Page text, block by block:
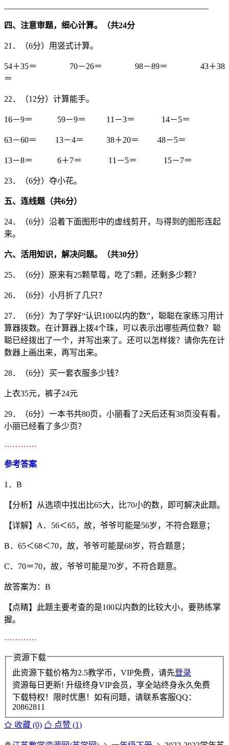
四、注意审题，细心计算。（共24分
21．（6分）用竖式计算。
54＋35＝ 70－26＝ 98－89＝ 43＋38
＝
22．（12分）计算能手。
16－9＝ 59－9＝ 11－3＝ 14－5＝
63－60＝ 13－4＝ 38＋20＝ 48－5＝
13－8＝ 6＋7＝ 11－5＝ 15－7＝
23．（6分）夺小花。
五、连线题（共6分）
24．（6分）沿着下面图形中的虚线剪开，与得到的图形连起
来。
六、活用知识，解决问题。（共30分）
25．（6分）原来有25颗草莓，吃了5颗，还剩多少颗？
26．（6分）小月折了几只？
27．（6分）为了学好“认识100以内的数”，聪聪在家练习用计
算器拨数。在计算器上拨4个珠，可以表示出哪些两位数？聪
聪已经拨出了一个，并写出来了。还可以怎样拨？请你先在计
数器上画出来，再写出来。
28．（6分）买一套衣服多少钱？
上衣35元，裤子24元
29．（6分）一本书共80页，小丽看了2天后还有38页没有看，
小丽已经看了多少页？
…………
参考答案
1．B
【分析】从选项中找出比65大，比70小的数，即可解决此题。
【详解】A．56＜65，故，爷爷可能是56岁，不符合题意；
B．65＜68＜70，故，爷爷可能是68岁，符合题意；
C．70＝70，故，爷爷可能是70岁，不符合题意。
故答案为：B
【点睛】此题主要考查的是100以内数的比较大小，要熟练掌
握。
…………
资源下载
此资源下载价格为2.5教学币，VIP免费，请先登录
资源每日更新! 升级终身VIP会员，享全站终身永久免费
下载特权！限时优惠！如有问题，请联系客服QQ：
20862811
收藏 (0) 点赞 (1)